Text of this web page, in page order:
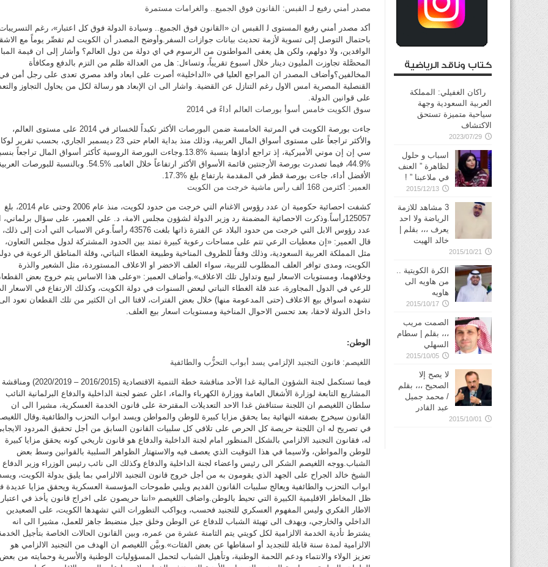
مصدر أمني رفيع لـ القبس: القانون فوق الجميع.. والغرامات مستمرة
أكد مصدر أمني رفيع المستوى ل‍ القبس ان «القانون فوق الجميع.. وسيادة الدولة فوق كل اعتبار»، رغم
باحتمال التوصل إلى تسوية لأزمة تحديث بيانات جوازات السفر.وأوضح المصدر أن الكويت لم تقصِّر يوماً مع
الوافدين، ولا دولهم، ولكن هل يعفى المواطنون من الرسوم في اي دولة من دول العالم؟ وأشار إلى ان قيمة
المحصَّلة تجاوزت المليون دينار خلال اسبوع تقريباً، وتساءل: هل من العدالة ظلم من التزم بالدفع ومكافأة
المخالفين؟وأضاف المصدر ان المراجع العليا في «الداخلية» أصرت على ابعاد وافد مصري تعدى على رجل أمن
القنصلية المصرية امس الاول رغم التنازل عن القضية. واشار الى ان الإبعاد هو رسالة لكل من يحاول التجاوز
على قوانين الدولة.
سوق الكويت خامس أسوأ بورصات العالم أداءً في 2014
جاءت بورصة الكويت في المرتبة الخامسة ضمن البورصات الأكثر تكبداً للخسائر في 2014 على مستوى العالم،
والأكثر تراجعاً على مستوى أسواق المال العربية، وذلك منذ بداية العام حتى 23 ديسمبر الجاري، بحسب تقرير
سي إن إن موني الأميركية، إذ تراجع أداؤها بنسبة %13.8.وجاءت البورصة الروسية كأكثر أسواق المال تراجعاً
%44.9، فيما تصدرت بورصة الأرجنتين قائمة الأسواق الأكثر ارتفاعاً خلال العامبـ %54.5. وبالنسبة للبورصات
الأفضل أداء، جاءت بورصة قطر في المقدمة بارتفاع بلغ %17.3.
العمير: أكثرمن 168 ألف رأس ماشية خرجت من الكويت
كشفت احصائية حكومية ان عدد رؤوس الاغنام التي خرجت من حدود لكويت، منذ عام 2006 وحتى عام 2014، بلغ
125057رأساً.وذكرت الاحصائية المضمنة رد وزير الدولة لشؤون مجلس الامة، د. علي العمير، على سؤال برلماني،
عدد رؤوس الابل التي خرجت من حدود البلاد عن الفترة ذاتها بلغت 43576 رأساً.وعن الاسباب التي أدت إلى ذلك،
قال العمير: «إن معطيات الرعي تتم على مساحات رعوية كبيرة تمتد بين الحدود المشتركة لدول مجلس التعاون،
مثل المملكة العربية السعودية، وذلك وفقاً للظروف المناخية وطبيعة الغطاء النباتي، وقلة المناطق الرعوية في
الكويت، ومدى توافر العلف المطلوب للتربية، سواء العلف الاخضر او الاعلاف المستوردة، مثل الشعير والذرة
وخلافهما، ومستويات الاسعار لبيع وتداول تلك الاعلاف».وأضاف العمير: «وعلى هذا الاساس يتم خروج بعض
للرعي في الدول المجاورة، عند قلة الغطاء النباتي لبعض السنوات في دولة الكويت، وكذلك الارتفاع في الاسعار
تشهده اسواق بيع الاعلاف (حتى المدعومة منها) خلال بعض الفترات، لافتا الى ان الكثير من تلك القطعان تعود
داخل الدولة لاحقا، بعد تحسن الاحوال المناخية ومستويات اسعار بيع العلف.
الوطن:
اللغيصم: قانون التجنيد الإلزامي يسد أبواب التحزُّب والطائفية
فيما تستكمل لجنة الشؤون المالية غدا الأحد مناقشة خطة التنمية الاقتصادية (2016/2015 – 2020/2019) ومناقشة
المشاريع التابعة لوزارة الأشغال العامة ووزارة الكهرباء والماء، اعلن عضو لجنة الداخلية والدفاع البرلمانية النائب
سلطان اللغيصم ان اللجنة ستناقش غدا الاحد التعديلات المقترحة على قانون الخدمة العسكرية، مشيرا الى ان
القانون سيخرج بصفته النهائية بما يحقق مزايا كبيرة للوطن والمواطن ويسد ابواب التحزب والطائفية.وقال
في تصريح له ان اللجنة حريصة كل الحرص على تلافي كل سلبيات القانون السابق من أجل تحقيق المردود
له، فقانون التجنيد الالزامي بالشكل المنظور امام لجنة الداخلية والدفاع هو قانون تاريخي كونه يحقق مزايا كبيرة
للوطن والمواطن، ولاسيما في هذا التوقيت الذي يعصف فيه والاستهتار الظواهر السلبية بالقوانين وسط بعض
الشباب.ووجه اللغيصم الشكر الى رئيس واعضاء لجنة الداخلية والدفاع وكذلك الى نائب رئيس الوزراء وزير الدفاع
الشيخ خالد الجراح على الجهد الذي يقومون به من أجل خروج قانون التجنيد الالزامي بما يليق بدولة الكويت،
ابواب التحزب والطائفية ويعالج سلبيات القانون القديم ويلبي طموحات المؤسسة العسكرية ويحقق مزايا عديدة
ظل المخاطر الاقليمية الكبيرة التي تحيط بالوطن.واضاف اللغيصم «اننا حريصون على اخراج قانون يأخذ في
الاطار الفكري وليس المفهوم العسكري للتجنيد فحسب، ويواكب التطورات التي تشهدها الكويت، على الصعيدين
الداخلي والخارجي، ويهدف الى تهيئة الشباب للدفاع عن الوطن وخلق جيل منضبط جاهز للعمل، مشيرا الى انه
يشترط تأدية الخدمة الالزامية لكل كويتي يتم الثامنة عشرة من عمره، وبين القانون الحالات الخاصة بتأجيل
الالزامية لمدة سنة قابلة للتجديد أو اسقاطها عن بعض الفئات».وبيَّن اللغيصم ان الهدف من التجنيد الالزامي هو
تعزيز الولاء والانتماء ودعم اللحمة الوطنية، وتأهيل الشباب لتحمل المسؤوليات الوطنية والأسرية وحمايته من بعض
كتاب وناقد الرياضية
راكان الغفيلي: المملكة
العربية السعودية وجهة
سياحية متميزة تستحق
الاكتشاف
2023/07/29
اسباب و حلول
لظاهرة ” العنف
في ملاعبنا ” !
2015/12/13
3 مشاهد للازمة
الرياضة ولا احد
يعرف ،،، بقلم |
خالد الهيت
2015/10/21
الكرة الكويتية ..
من هاويه الى
هاويه
2015/10/17
الصمت مريب
،،، بقلم | سطام
السهلي
2015/10/05
لا يصح إلا
الصحيح ،،، بقلم
/ محمد جميل
عبد القادر
2015/10/01